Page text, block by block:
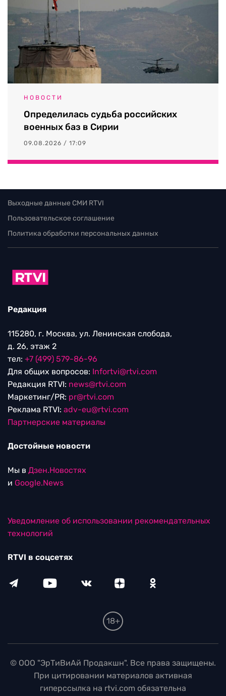
НОВОСТИ
Определилась судьба российских
военных баз в Сирии
09.08.2026 / 17:09
Выходные данные СМИ RTVI
Пользовательское соглашение
Политика обработки персональных данных
Редакция
115280, г. Москва, ул. Ленинская слобода,
д. 26, этаж 2
тел: +7 (499) 579-86-96
Для общих вопросов: Infortvi@rtvi.com
Редакция RTVI: news@rtvi.com
Маркетинг/PR: pr@rtvi.com
Реклама RTVI: adv-eu@rtvi.com
Партнерские материалы
Достойные новости
Мы в Дзен.Новостях
и Google.News
Уведомление об использовании рекомендательных
технологий
RTVI в соцсетях
18+
© ООО "ЭрТиВиАй Продакшн". Все права защищены.
При цитировании материалов активная
гиперссылка на rtvi.com обязательна